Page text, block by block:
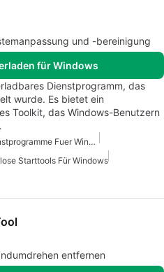
und -bereinigung
für Windows
Dienstprogramm, das
wurde. Es bietet ein
Toolkit, das Windows-Benutzern
Windows Dienstprogramme Fuer Windows 10
Starttools Für Windows
entfernen